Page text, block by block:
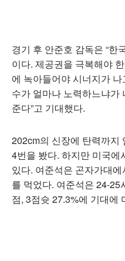
경기 후 안준호 감독은 “한
이다. 제공권을 극복해야
에 녹아들어야 시너지가
수가 얼마나 노력하느냐가
준다”고 기대했다.
202cm의 신장에 탄력까지
4번을 봤다. 하지만 미국에
있다. 여준석은 곤자가대
를 먹었다. 여준석은 24-
점, 3점슛 27.3%에 기대에